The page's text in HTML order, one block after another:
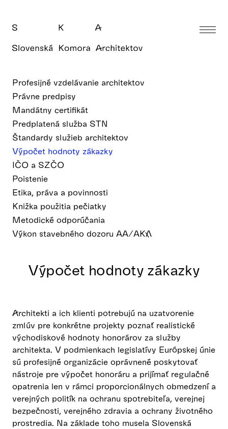
Profesijné vzdelávanie architektov
Právne predpisy
Mandátny certifikát
Predplatená služba STN
Štandardy služieb architektov
Výpočet hodnoty zákazky
IČO a SZČO
Poistenie
Etika, práva a povinnosti
Knižka použitia pečiatky
Metodické odporúčania
Výkon stavebného dozoru AA/AKA
Výpočet hodnoty zákazky
Architekti a ich klienti potrebujú na uzatvorenie
zmlúv pre konkrétne projekty poznať realistické
východiskové hodnoty honorárov za služby
architekta. V podmienkach legislatívy Európskej únie
sú profesijné organizácie oprávnené poskytovať
nástroje pre výpočet honoráru a prijímať regulačné
opatrenia len v rámci proporcionálnych obmedzení a
verejných politík na ochranu spotrebiteľa, verejnej
bezpečnosti, verejného zdravia a ochrany životného
prostredia. Na základe toho musela Slovenská